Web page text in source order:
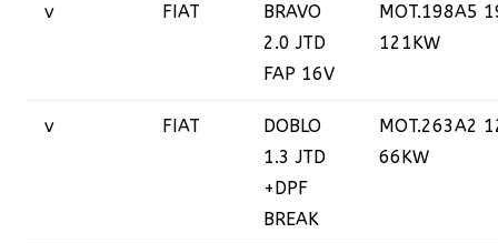
v FIAT
BRAVO
2.0 JTD
FAP 16V
MOT.198A5
121KW
v FIAT
DOBLO
1.3 JTD
+DPF
BREAK
MOT.263A2
66KW